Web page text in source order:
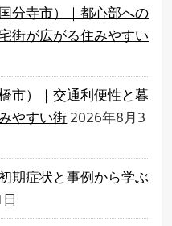
分寺市）｜都心部への
街が広がる住みやすい
市）｜交通利便性と暮
やすい街 2026年8月3
期症状と事例から学ぶ